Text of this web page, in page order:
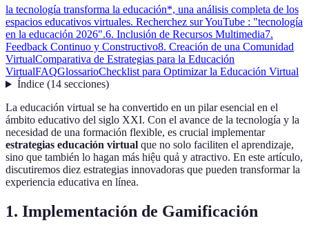
la tecnología transforma la educación*, una análisis completa de los
espacios educativos virtuales. Recherchez sur YouTube : "tecnología
en la educación 2026".6. Inclusión de Recursos Multimedia7.
Feedback Continuo y Constructivo8. Creación de una Comunidad
VirtualComparativa de Estrategias para la Educación
VirtualFAQGlossarioChecklist para Optimizar la Educación Virtual
Índice(14 secciones)
La educación virtual se ha convertido en un pilar esencial en el
ámbito educativo del siglo XXI. Con el avance de la tecnología y la
necesidad de una formación flexible, es crucial implementar
estrategias educación virtual que no solo faciliten el aprendizaje,
sino que también lo hagan más hiệu quả y atractivo. En este artículo,
discutiremos diez estrategias innovadoras que pueden transformar la
experiencia educativa en línea.
1. Implementación de Gamificación